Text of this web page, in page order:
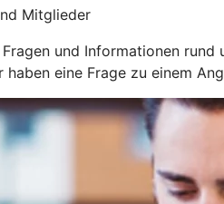
Mitglieder
und Informationen
eine Frage zu einem